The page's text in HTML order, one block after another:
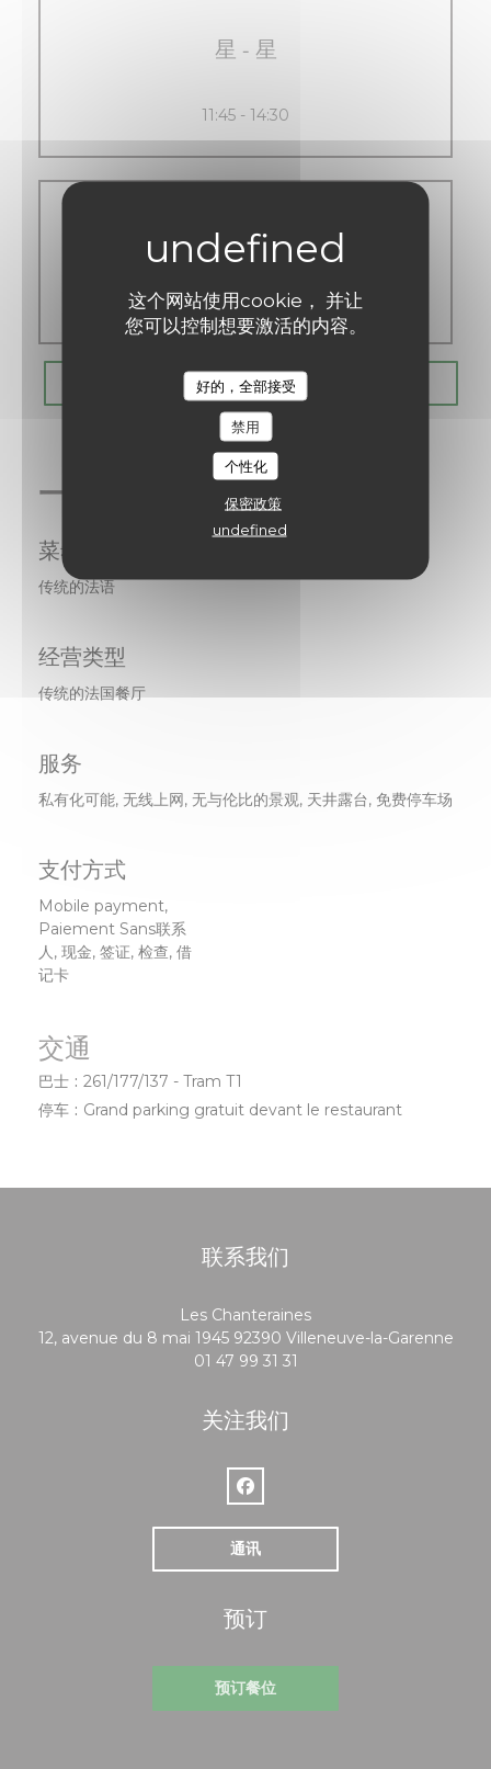
这个网站使用cookie， 并让
您可以控制想要激活的内容。
好的，全部接受
禁用
个性化
保密政策
undefined
星 - 星
11:45 - 14:30
星-星
关闭
预订餐位
一般信息
菜肴
传统的法语
经营类型
传统的法国餐厅
服务
私有化可能, 无线上网, 无与伦比的景观, 天井露台, 免费停车场
支付方式
Mobile payment,
Paiement Sans联系
人, 现金, 签证, 检查, 借
记卡
交通
巴士
261/177/137 - Tram T1
停车
Grand parking gratuit devant le restaurant
联系我们
Les Chanteraines
12, avenue du 8 mai 1945 92390 Villeneuve-la-Garenne((在
01 47 99 31 31
关注我们
Facebook ((在新窗口中打开))
通讯
预订
预订餐位
Les Chanteraines